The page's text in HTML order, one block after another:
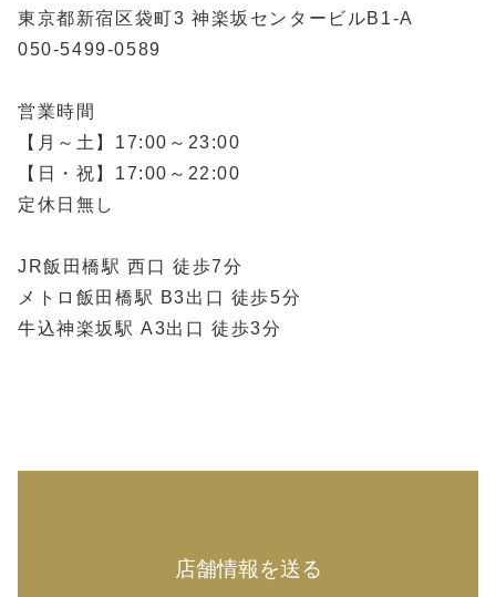
東京都新宿区袋町3 神楽坂センタービルB1-A
050-5499-0589
営業時間
【月～土】17:00～23:00
【日・祝】17:00～22:00
定休日無し
JR飯田橋駅 西口 徒歩7分
メトロ飯田橋駅 B3出口 徒歩5分
牛込神楽坂駅 A3出口 徒歩3分
店舗情報を送る